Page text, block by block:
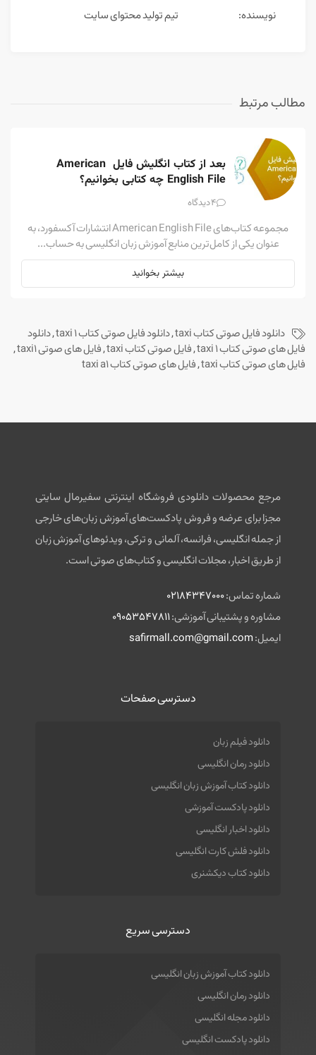
نویسنده:
تیم تولید محتوای سایت
مطالب مرتبط
بعد از کتاب انگلیش فایل American
English File چه کتابی بخوانیم؟
4 دیدگاه
مجموعه کتاب‌های American English File انتشارات آکسفورد، به
عنوان یکی از کامل‌ترین منابع آموزش زبان انگلیسی به حساب...
بیشتر بخوانید
دانلود فایل صوتی کتاب taxi ,دانلود فایل صوتی کتاب taxi 1 ,دانلود
فایل های صوتی کتاب taxi 1
,فایل صوتی کتاب taxi ,فایل های صوتی taxi1
,
فایل های صوتی کتاب taxi
,فایل های صوتی کتاب taxi a1
مرجع محصولات دانلودی فروشگاه اینترنتی سفیرمال سایتی
مجزا برای عرضه و فروش پادکست‌های آموزش زبان‌های خارجی
از جمله انگلیسی، فرانسه، آلمانی و ترکی، ویدئوهای آموزش زبان
از طریق اخبار، مجلات انگلیسی و کتاب‌های صوتی است.
شماره تماس:02184347000
مشاوره و پشتیبانی آموزشی:09053547811
ایمیل:safirmall.com@gmail.com
دسترسی صفحات
دانلود فیلم زبان
دانلود رمان انگلیسی
دانلود کتاب آموزش زبان انگلیسی
دانلود پادکست آموزشی
دانلود اخبار انگلیسی
دانلود فلش کارت انگلیسی
دانلود کتاب دیکشنری
دسترسی سریع
دانلود کتاب آموزش زبان انگلیسی
دانلود رمان انگلیسی
دانلود مجله انگلیسی
دانلود پادکست انگلیسی